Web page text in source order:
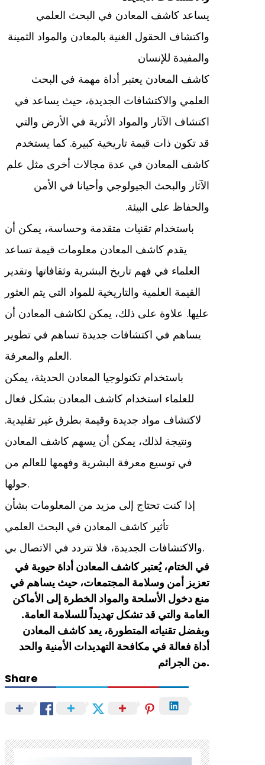
يساعد كاشف المعادن في البحث العلمي
واكتشاف الحقول الغنية بالمعادن والمواد الثمينة
والمفيدة للإنسان
كاشف المعادن يعتبر أداة مهمة في البحث
العلمي والاكتشافات الجديدة، حيث يساعد في
اكتشاف الآثار والمواد الأثرية في الأرض والتي
قد تكون ذات قيمة تاريخية كبيرة. كما يستخدم
كاشف المعادن في عدة مجالات أخرى مثل علم
الآثار والبحث الجيولوجي وأحيانا في الأمن
والحفاظ على البيئة.
باستخدام تقنيات متقدمة وحساسة، يمكن أن
يقدم كاشف المعادن معلومات قيمة تساعد
العلماء في فهم تاريخ البشرية وثقافاتها وتقدير
القيمة العلمية والتاريخية للمواد التي يتم العثور
عليها. علاوة على ذلك، يمكن لكاشف المعادن أن
يساهم في اكتشافات جديدة تساهم في تطوير
العلم والمعرفة.
باستخدام تكنولوجيا المعادن الحديثة، يمكن
للعلماء استخدام كاشف المعادن بشكل فعال
لاكتشاف مواد جديدة وقيمة بطرق غير تقليدية.
ونتيجة لذلك، يمكن أن يسهم كاشف المعادن
في توسيع معرفة البشرية وفهمها للعالم من
حولها.
إذا كنت تحتاج إلى مزيد من المعلومات بشأن
تأثير كاشف المعادن في البحث العلمي
والاكتشافات الجديدة، فلا تتردد في الاتصال بي.
في الختام، يُعتبر كاشف المعادن أداة حيوية في
تعزيز أمن وسلامة المجتمعات، حيث يساهم في
منع دخول الأسلحة والمواد الخطرة إلى الأماكن
العامة والتي قد تشكل تهديداً للسلامة العامة.
وبفضل تقنياته المتطورة، يعد كاشف المعادن
أداة فعالة في مكافحة التهديدات الأمنية والحد
من الجرائم.
Share